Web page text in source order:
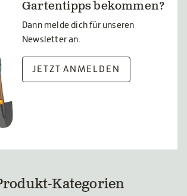
Gartentipps bekommen?
Dann melde dich für unseren
Newsletter an.
JETZT ANMELDEN
Kategorien